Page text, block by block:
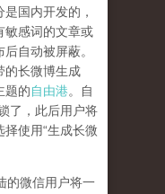
国内开发的，
敏感词的文章或
自动被屏蔽。
的长微博生成
题的自由港。自
了，此后用户将
使用“生成长微
的微信用户将一